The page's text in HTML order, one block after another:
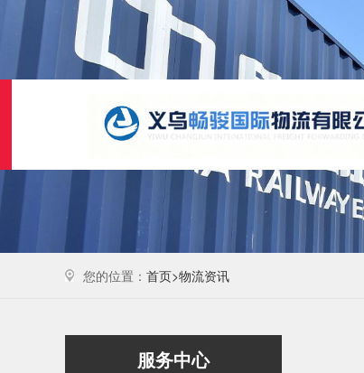
您的位置： 首页>物流资讯
服务中心